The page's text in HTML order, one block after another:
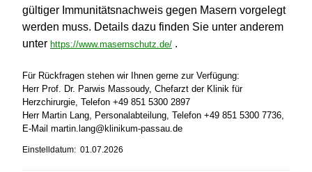
gültiger Immunitätsnachweis gegen Masern vorgelegt
werden muss. Details dazu finden Sie unter anderem
unter https://www.masernschutz.de/ .
Für Rückfragen stehen wir Ihnen gerne zur Verfügung:
Herr Prof. Dr. Parwis Massoudy, Chefarzt der Klinik für
Herzchirurgie, Telefon +49 851 5300 2897
Herr Martin Lang, Personalabteilung, Telefon +49 851 5300 7736,
E-Mail martin.lang@klinikum-passau.de
Einstelldatum: 01.07.2026